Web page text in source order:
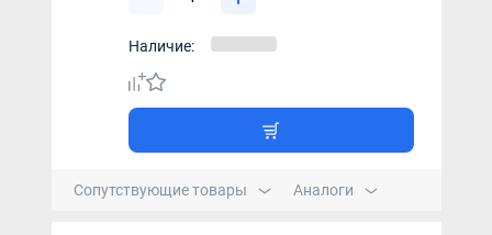
Наличие:
Сопутствующие товары Аналоги